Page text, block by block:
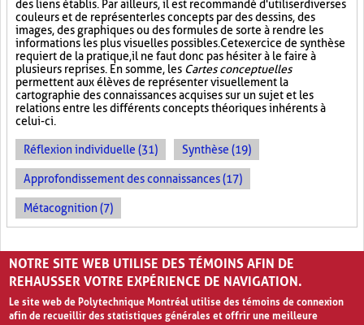
des liens établis. Par ailleurs, il est recommandé d'utiliser diverses
couleurs et de représenter les concepts par des dessins, des
images, des graphiques ou des formules de sorte à rendre les
informations les plus visuelles possibles. Cet exercice de synthèse
requiert de la pratique, il ne faut donc pas hésiter à le faire à
plusieurs reprises. En somme, les Cartes conceptuelles
permettent aux élèves de représenter visuellement la
cartographie des connaissances acquises sur un sujet et les
relations entre les différents concepts théoriques inhérents à
celui-ci.
Réflexion individuelle (31) Synthèse (19)
Approfondissement des connaissances (17)
Métacognition (7)
PAGES
« ‹ 1 2 3
NOTRE SITE WEB UTILISE DES TÉMOINS AFIN DE
REHAUSSER VOTRE EXPÉRIENCE DE NAVIGATION.
Le site web de Polytechnique Montréal utilise des témoins de connexion
afin de recueillir des statistiques générales et offrir une meilleure